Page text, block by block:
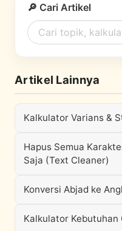
🔎 Cari Artikel
Artikel Lainnya
Kalkulator Varians &
Hapus Semua
Saja (Text Cleaner)
Konversi Abjad ke
Kalkulator Kebutuhan